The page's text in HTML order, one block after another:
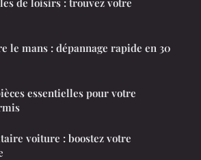
le mans : dépannage rapide en 30
essentielles pour votre
voiture : boostez votre